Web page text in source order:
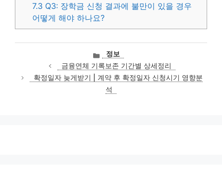
7.3 Q3: 장학금 신청 결과에 불만이 있을 경우
어떻게 해야 하나요?
카
테
고
리
정보
금융연체 기록보존 기간별 상세정리
확정일자 늦게받기 | 계약 후 확정일자 신청시기 영향분
석